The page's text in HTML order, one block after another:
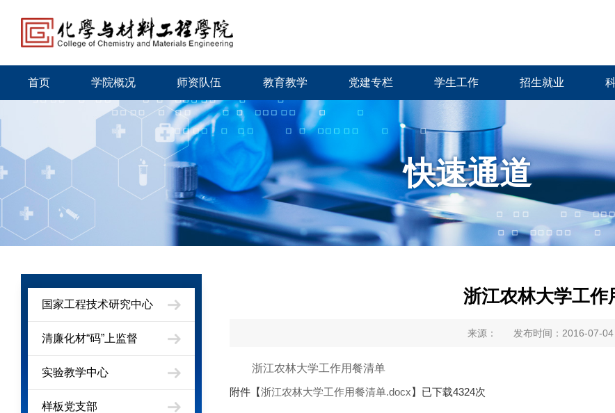
首页 学院概况 师资队伍 教育教学 党建专栏 学生工作 招生就业
快速通道
国家工程技术研究中心
清廉化材“码”上监督
实验教学中心
样板党支部
浙江农林大学工作
来源： 发布时间：2016-07-
浙江农林大学工作用餐清单
附件【浙江农林大学工作用餐清单.docx】已下载4324次